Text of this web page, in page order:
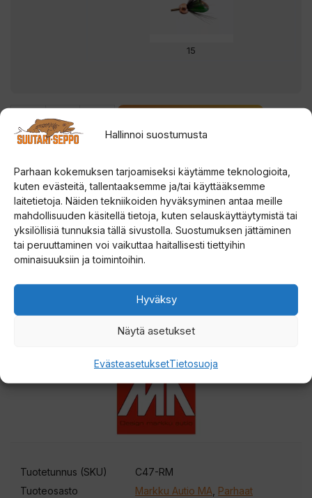
Hallinnoi suostumusta
Parhaan kokemuksen tarjoamiseksi käytämme teknologioita,
kuten evästeitä, tallentaaksemme ja/tai käyttääksemme
laitetietoja. Näiden tekniikoiden hyväksyminen antaa meille
mahdollisuuden käsitellä tietoja, kuten selauskäyttäytymistä tai
yksilöllisiä tunnuksia tällä sivustolla. Suostumuksen jättäminen
tai peruuttaminen voi vaikuttaa haitallisesti tiettyihin
ominaisuuksiin ja toimintoihin.
Hyväksy
Näytä asetukset
EvästeasetuksetTietosuoja
15
Markku
MA
Rautu-
Mutu
Mormuska
määrä
Tuotetiedot
Toimitus
Arvostelut
Tuotetunnus (SKU)
C47-RM
Tuoteosasto
Markku Autio MA, Parhaat